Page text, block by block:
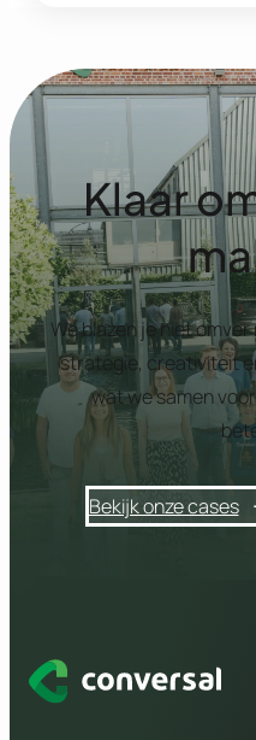
Klaar
We blazen je niet
strategie, creativiteit
wat we samen
Bekijk onze cases